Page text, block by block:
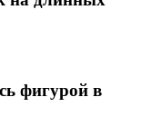
фигурой в